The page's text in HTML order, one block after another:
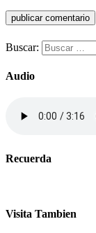
Buscar:
Audio
Recuerda
Visita Tambien